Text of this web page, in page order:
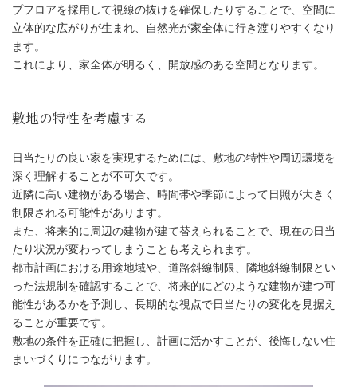
間取りで光の通り道を作る
プフロアを採用して視線の抜けを確保したりすることで、空間に
立体的な広がりが生まれ、自然光が家全体に行き渡りやすくなり
ます。
これにより、家全体が明るく、開放感のある空間となります。
日当たりの良い家を実現するためには、敷地の特性や周辺環境を
深く理解することが不可欠です。
近隣に高い建物がある場合、時間帯や季節によって日照が大きく
制限される可能性があります。
また、将来的に周辺の建物が建て替えられることで、現在の日当
たり状況が変わってしまうことも考えられます。
都市計画における用途地域や、道路斜線制限、隣地斜線制限とい
った法規制を確認することで、将来的にどのような建物が建つ可
能性があるかを予測し、長期的な視点で日当たりの変化を見据え
ることが重要です。
敷地の条件を正確に把握し、計画に活かすことが、後悔しない住
まいづくりにつながります。